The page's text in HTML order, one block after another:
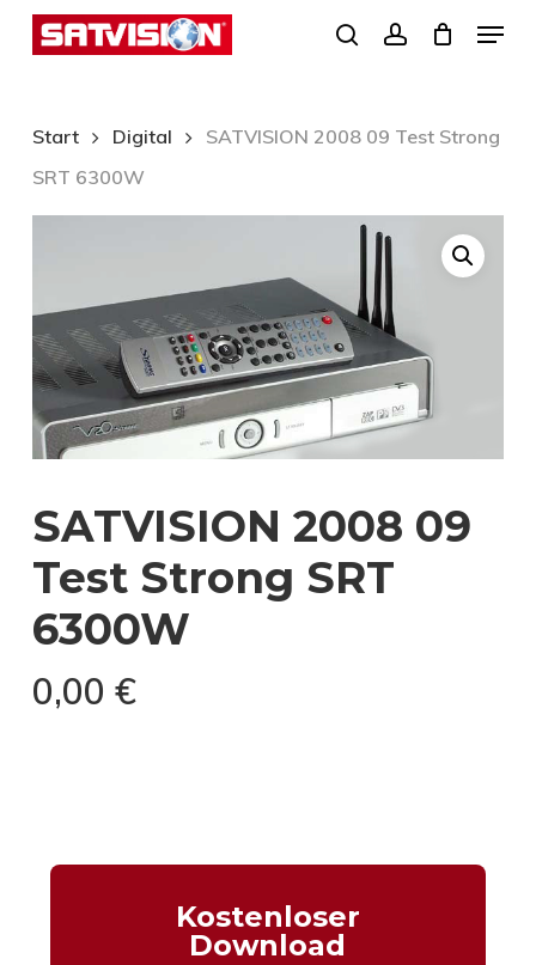
Skip
content
search
Menu
Start Digital
SATVISION 2008 09 Test Strong
SRT 6300W
SATVISION 2008 09
Test Strong SRT
6300W
0,00 €
Kostenloser
Download